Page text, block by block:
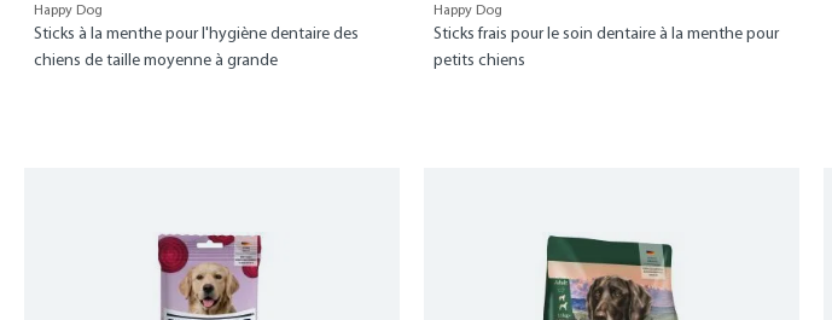
Happy Dog
Sticks à la menthe pour l'hygiène dentaire des
chiens de taille moyenne à grande
Happy Dog
Sticks frais pour le soin dentaire à la menthe pour
petits chiens